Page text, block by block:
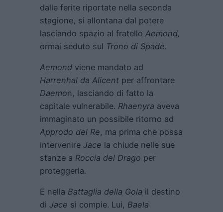
dalle ferite riportate nella seconda
stagione, si allontana dal potere
lasciando spazio al fratello Aemond,
ormai seduto sul Trono di Spade.
Aemond viene mandato ad
Harrenhal da Alicent per affrontare
Daemon, lasciando di fatto la
capitale vulnerabile. Rhaenyra aveva
immaginato un possibile ritorno ad
Approdo del Re, ma prima che possa
intervenire Jace la chiude nelle sue
stanze a Roccia del Drago per
proteggerla.
E nella Battaglia della Gola il destino
di Jace si compie. Lui, Baela